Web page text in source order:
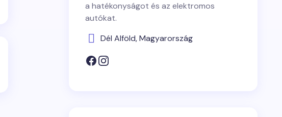
a hatékonyságot és az elektromos
autókat.
Dél Alföld, Magyarország